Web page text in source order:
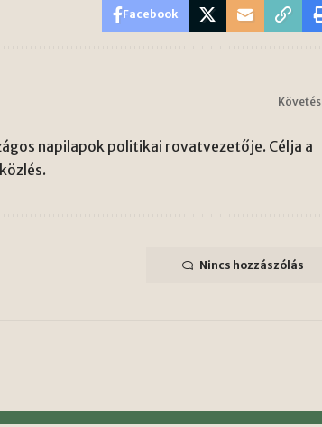
Facebook
Követés
napilapok politikai rovatvezetője. Célja a
Nincs hozzászólás